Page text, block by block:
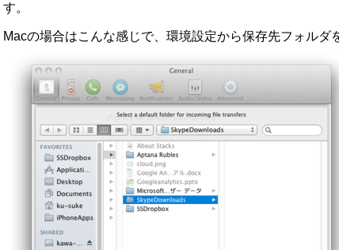
す。
Macの場合はこんな感じで、環境設定から保存先フォルダ